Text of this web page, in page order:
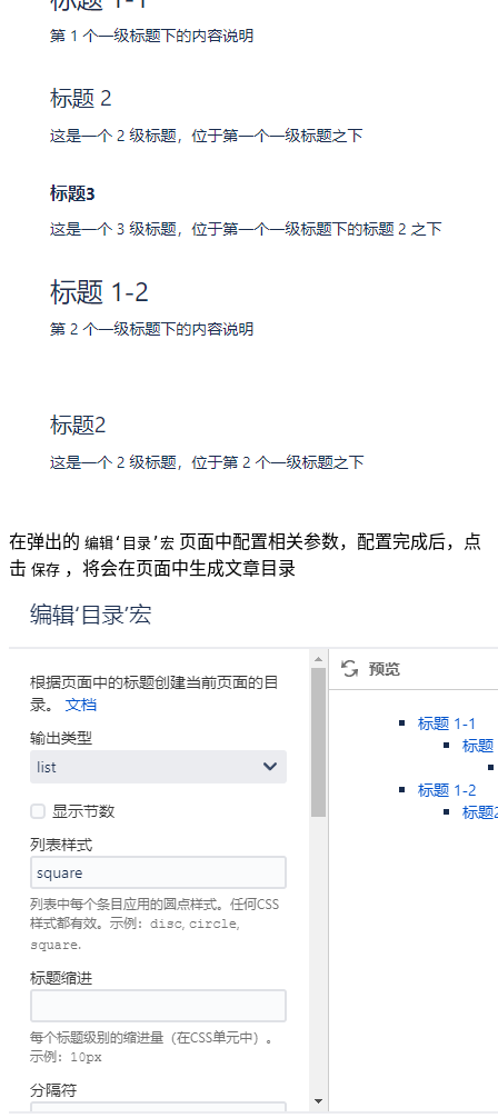
在弹出的 编辑‘目录’宏 页面中配置相关参数，配置完成后，点
击 保存 ，将会在页面中生成文章目录